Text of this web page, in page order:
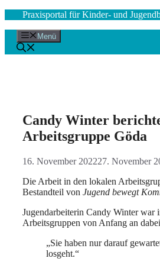
springen
Praxisportal für Kinder- und
Menü
Candy Winter
Arbeitsgruppe Göda
16. November 202227. November
Die Arbeit in den lokalen
Bestandteil von Jugend bewegt
Jugendarbeiterin Candy Winter war
Arbeitsgruppen von Anfang an
„Sie haben nur darauf
losgeht.“